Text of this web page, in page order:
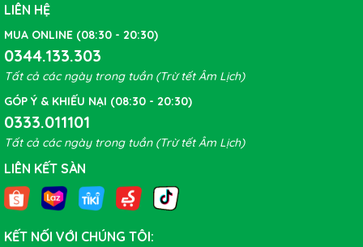
LIÊN HỆ
MUA ONLINE (08:30 - 20:30)
0344.133.303
Tất cả các ngày trong tuần (Trừ tết Âm Lịch)
GÓP Ý & KHIẾU NẠI (08:30 - 20:30)
0333.011101
Tất cả các ngày trong tuần (Trừ tết Âm Lịch)
LIÊN KẾT SÀN
KẾT NỐI VỚI CHÚNG TÔI: